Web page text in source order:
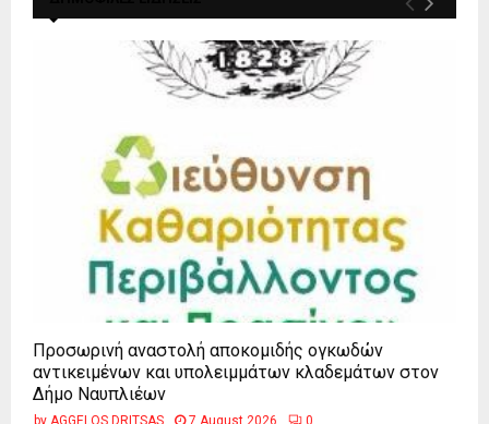
Προσωρινή αναστολή αποκομιδής ογκωδών
αντικειμένων και υπολειμμάτων κλαδεμάτων στον
Δήμο Ναυπλιέων
by AGGELOS DRITSAS 7 August 2026 0